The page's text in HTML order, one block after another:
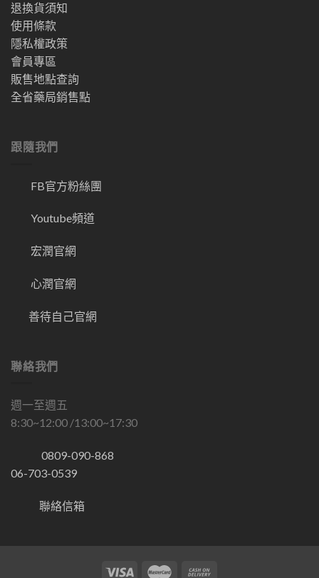
退換貨須知
使用條款
隱私權政策
會員專區
販售地點查詢
全省藥局銷售點
跟隨我們
FB官方粉絲團
Youtube頻道
宏潤官網
心潤官網
善待自己官網
聯絡我們
週一至週五
8:30~12:00 /13:00~17:30
0809-090-868
06-703-0539
聯絡信箱